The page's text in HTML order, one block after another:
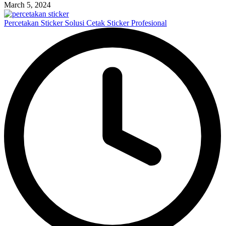
March 5, 2024
Percetakan Sticker Solusi Cetak Sticker Profesional